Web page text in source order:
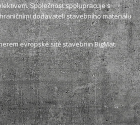
Společnost spolupracuje s
dodavateli stavebního materiálu
evropské sítě stavebninBigMat.